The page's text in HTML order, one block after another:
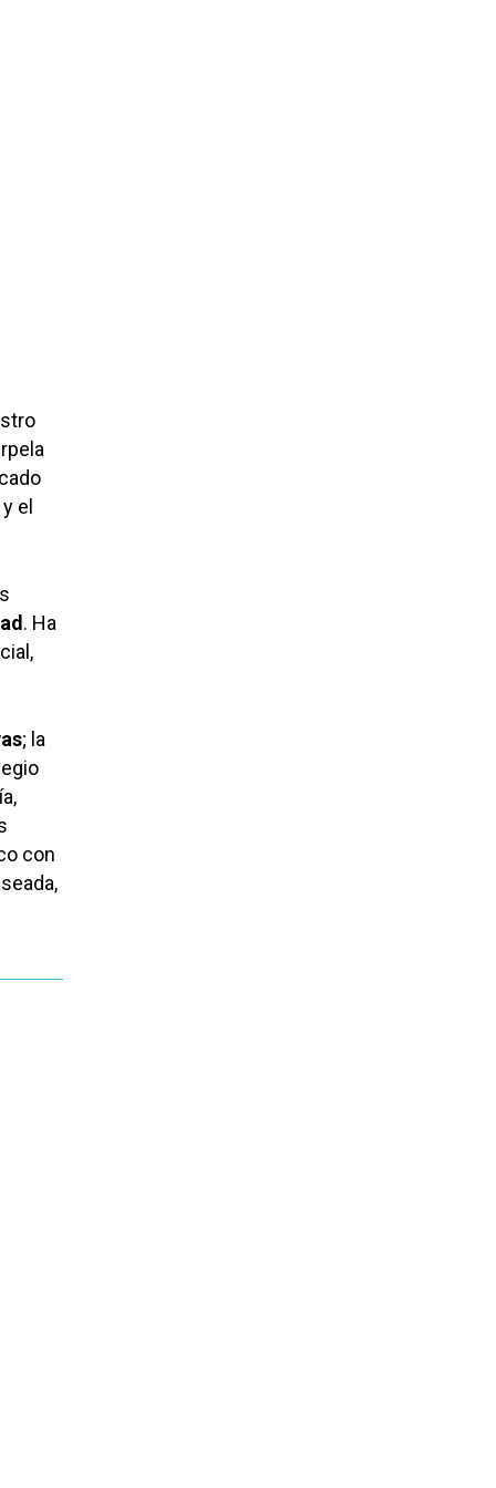
el
. Ha
; la
con